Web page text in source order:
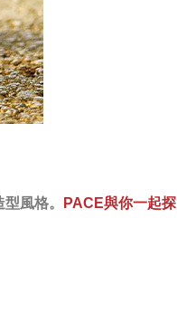
風格。 PACE與你一起探